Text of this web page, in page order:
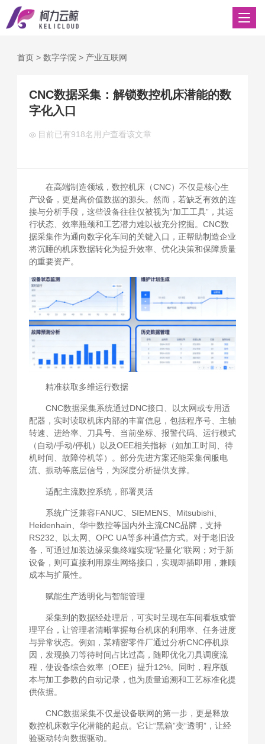
首页> 数字学院 > 产业互联网
CNC数据采集：解锁数控机床潜能的数
字化入口
目前已有918名用户查看该文章
在高端制造领域，数控机床（CNC）不仅是核心生
产设备，更是高价值数据的源头。然而，若缺乏有效的连
接与分析手段，这些设备往往仅被视为“加工工具”，其运
行状态、效率瓶颈和工艺潜力难以被充分挖掘。CNC数
据采集作为通向数字化车间的关键入口，正帮助制造企业
将沉睡的机床数据转化为提升效率、优化决策和保障质量
的重要资产。
精准获取多维运行数据
CNC数据采集系统通过DNC接口、以太网或专用适
配器，实时读取机床内部的丰富信息，包括程序号、主轴
转速、进给率、刀具号、当前坐标、报警代码、运行模式
（自动/手动/停机）以及OEE相关指标（如加工时间、待
机时间、故障停机等）。部分先进方案还能采集伺服电
流、振动等底层信号，为深度分析提供支撑。
适配主流数控系统，部署灵活
系统广泛兼容FANUC、SIEMENS、Mitsubishi、
Heidenhain、华中数控等国内外主流CNC品牌，支持
RS232、以太网、OPC UA等多种通信方式。对于老旧设
备，可通过加装边缘采集终端实现“轻量化”联网；对于新
设备，则可直接利用原生网络接口，实现即插即用，兼顾
成本与扩展性。
赋能生产透明化与智能管理
采集到的数据经处理后，可实时呈现在车间看板或管
理平台，让管理者清晰掌握每台机床的利用率、任务进度
与异常状态。例如，某精密零件厂通过分析CNC停机原
因，发现换刀等待时间占比过高，随即优化刀具调度流
程，使设备综合效率（OEE）提升12%。同时，程序版
本与加工参数的自动记录，也为质量追溯和工艺标准化提
供依据。
CNC数据采集不仅是设备联网的第一步，更是释放
数控机床数字化潜能的起点。它让“黑箱”变“透明”，让经
验驱动转向数据驱动。